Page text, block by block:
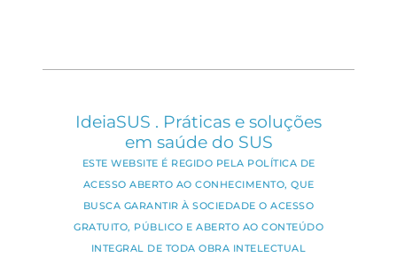
IdeiaSUS . Práticas e soluções
em saúde do SUS
ESTE WEBSITE É REGIDO PELA POLÍTICA DE
ACESSO ABERTO AO CONHECIMENTO, QUE
BUSCA GARANTIR À SOCIEDADE O ACESSO
GRATUITO, PÚBLICO E ABERTO AO CONTEÚDO
INTEGRAL DE TODA OBRA INTELECTUAL